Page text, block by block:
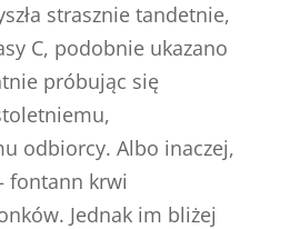
strasznie tandetnie,
C, podobnie ukazano
próbując się
odbiorcy. Albo inaczej,
fontann krwi
Jednak im bliżej